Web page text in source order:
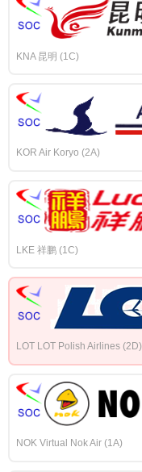
KNA 昆明 (1C)
KOR Air Koryo (2A)
LKE 祥鹏 (1C)
LOT LOT Polish Airlines (2D)
NOK Virtual Nok Air (1A)